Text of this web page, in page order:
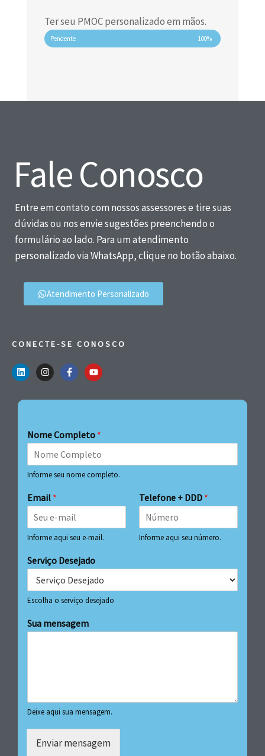
Ter seu PMOC personalizado em mãos.
Pendente 100%
Fale Conosco
Entre em contato com nossos assessores e tire suas
dúvidas ou nos envie sugestões preenchendo o
formulário ao lado. Para um atendimento
personalizado via WhatsApp, clique no botão abaixo.
Atendimento Personalizado
CONECTE-SE CONOSCO
Nome Completo *
Informe seu nome completo.
Email *
Informe aqui seu e-mail.
Telefone + DDD *
Informe aqui seu número.
Serviço Desejado
Escolha o serviço desejado
Sua mensagem
Deixe aqui sua mensagem.
Enviar mensagem